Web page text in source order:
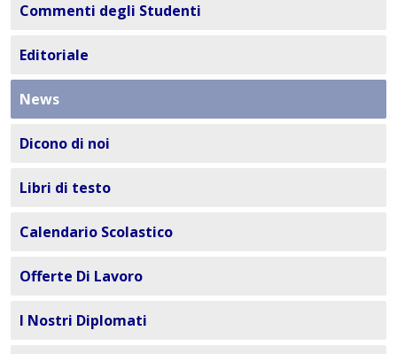
Commenti degli Studenti
Editoriale
News
Dicono di noi
Libri di testo
Calendario Scolastico
Offerte Di Lavoro
I Nostri Diplomati